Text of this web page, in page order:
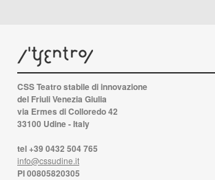
CSS Teatro stabile di innovazione
del Friuli Venezia Giulia
via Ermes di Colloredo 42
33100 Udine - Italy
tel +39 0432 504 765
info@cssudine.it
PI 00805820305